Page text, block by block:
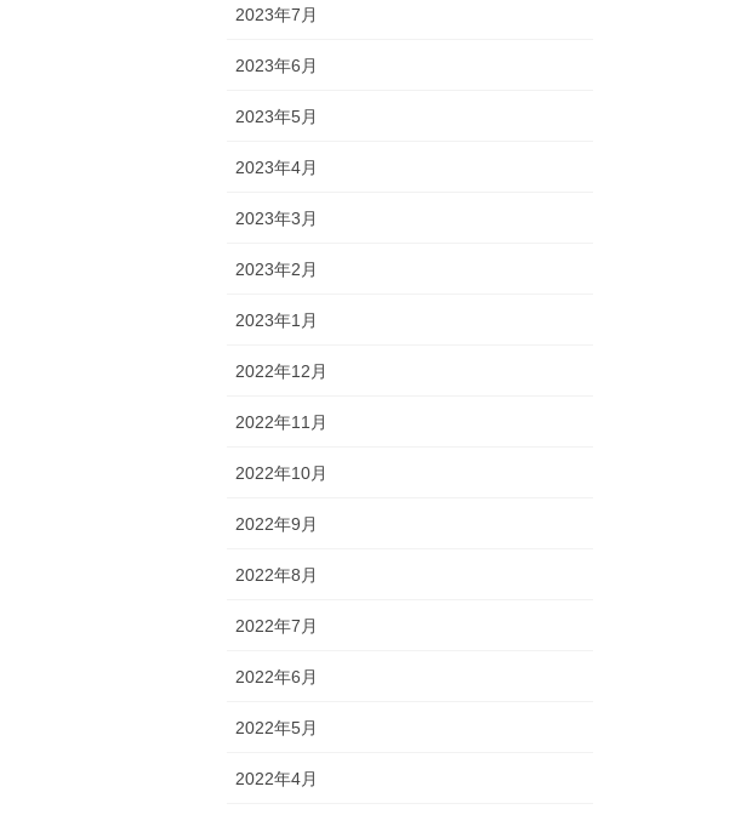
2023年7月
2023年6月
2023年5月
2023年4月
2023年3月
2023年2月
2023年1月
2022年12月
2022年11月
2022年10月
2022年9月
2022年8月
2022年7月
2022年6月
2022年5月
2022年4月